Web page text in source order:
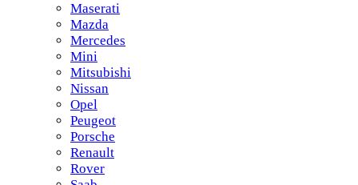
Maserati
Mazda
Mercedes
Mini
Mitsubishi
Nissan
Opel
Peugeot
Porsche
Renault
Rover